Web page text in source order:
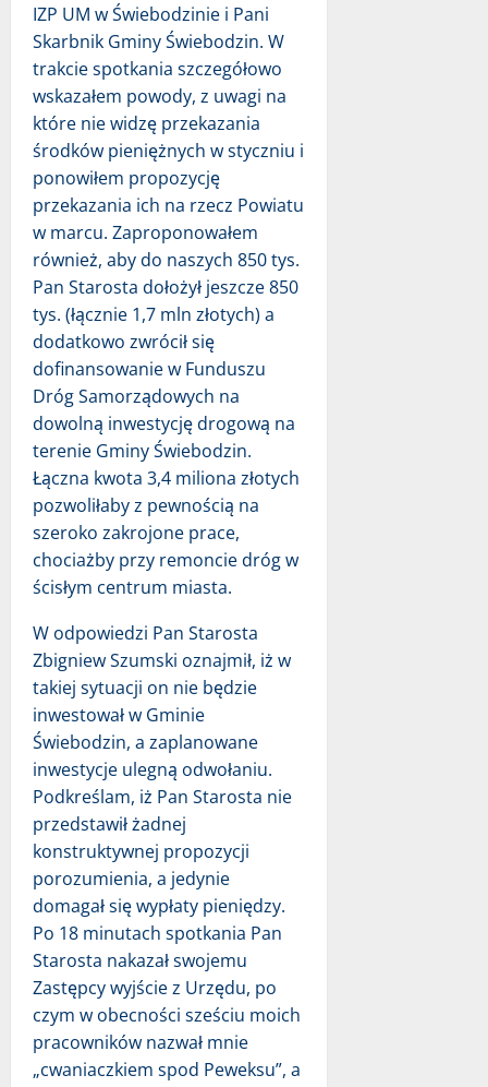
IZP UM w Świebodzinie i Pani
Skarbnik Gminy Świebodzin. W
trakcie spotkania szczegółowo
wskazałem powody, z uwagi na
które nie widzę przekazania
środków pieniężnych w styczniu i
ponowiłem propozycję
przekazania ich na rzecz Powiatu
w marcu. Zaproponowałem
również, aby do naszych 850 tys.
Pan Starosta dołożył jeszcze 850
tys. (łącznie 1,7 mln złotych) a
dodatkowo zwrócił się
dofinansowanie w Funduszu
Dróg Samorządowych na
dowolną inwestycję drogową na
terenie Gminy Świebodzin.
Łączna kwota 3,4 miliona złotych
pozwoliłaby z pewnością na
szeroko zakrojone prace,
chociażby przy remoncie dróg w
ścisłym centrum miasta.
W odpowiedzi Pan Starosta
Zbigniew Szumski oznajmił, iż w
takiej sytuacji on nie będzie
inwestował w Gminie
Świebodzin, a zaplanowane
inwestycje ulegną odwołaniu.
Podkreślam, iż Pan Starosta nie
przedstawił żadnej
konstruktywnej propozycji
porozumienia, a jedynie
domagał się wypłaty pieniędzy.
Po 18 minutach spotkania Pan
Starosta nakazał swojemu
Zastępcy wyjście z Urzędu, po
czym w obecności sześciu moich
pracowników nazwał mnie
„cwaniaczkiem spod Peweksu”, a